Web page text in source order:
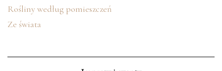
Rośliny według pomieszczeń
Ze świata